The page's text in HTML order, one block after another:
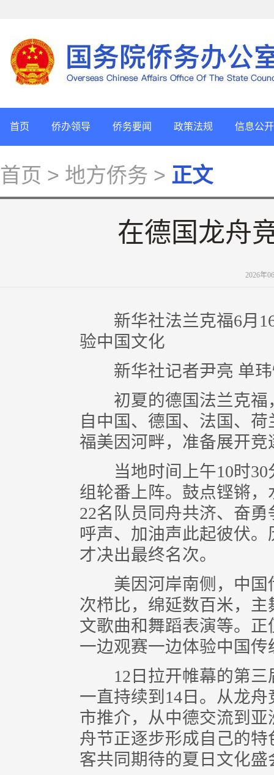
首页 侨办领导 侨务要闻 政策法规 信息公开
首页 > 地方侨务 > 正文
在德国龙舟
2026年
新华社法兰克福6月16
验中国文化
新华社记者尹亮 单玮
初夏的德国法兰克福
自中国、德国、法国、
福美因河畔，准备展开竞
当地时间上午10时30
组轮番上阵。鼓点铿锵
22名队员同舟共济、奋
呼声、加油声此起彼伏
才决出最终名次。
美因河岸南侧，中国
次栉比，绵延数百米，
文歌曲和舞蹈表演等。
一边观赛一边体验中国传
12日拉开帷幕的第三
一直持续到14日。从龙
市推介，从中德交流到
舟节正逐步形成自己的
客共同期待的夏日文化盛